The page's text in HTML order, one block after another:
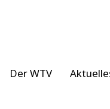
Der WTV